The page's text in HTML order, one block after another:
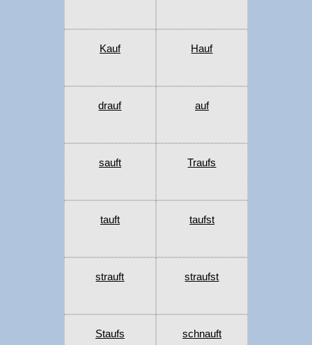
Kauf Hauf
drauf auf
sauft Traufs
tauft taufst
strauft straufst
Staufs schnauft